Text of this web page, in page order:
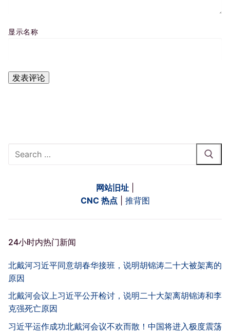
显示名称
Search
网站旧址
CNC 热点
推背图
24小时内热门新闻
北戴河习近平同意胡春华接班，说明胡锦涛二十大被架离的
原因
北戴河会议上习近平公开检讨，说明二十大架离胡锦涛和李
克强死亡原因
习近平运作成功北戴河会议不欢而散！中国将进入极度震荡